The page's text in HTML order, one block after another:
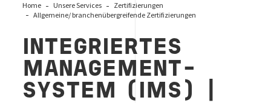
Home Unsere Services
Zertifizierungen
Allgemeine/ branchenübergreifende Zertifizierungen
INTEGRIERTES
MANAGEMENT­
SYSTEM (IMS) |